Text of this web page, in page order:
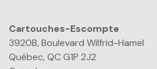
Cartouches-Escompte
3920B, Boulevard Wilfrid-Hamel
Québec, QC G1P 2J2